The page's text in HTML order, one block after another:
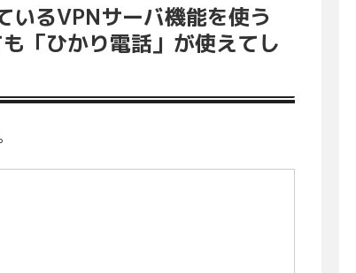
いるVPNサーバ機能を使う
「ひかり電話」が使えてし